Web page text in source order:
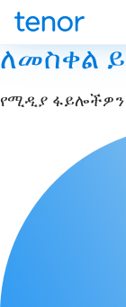
ለመስቀል
የሚዲያ